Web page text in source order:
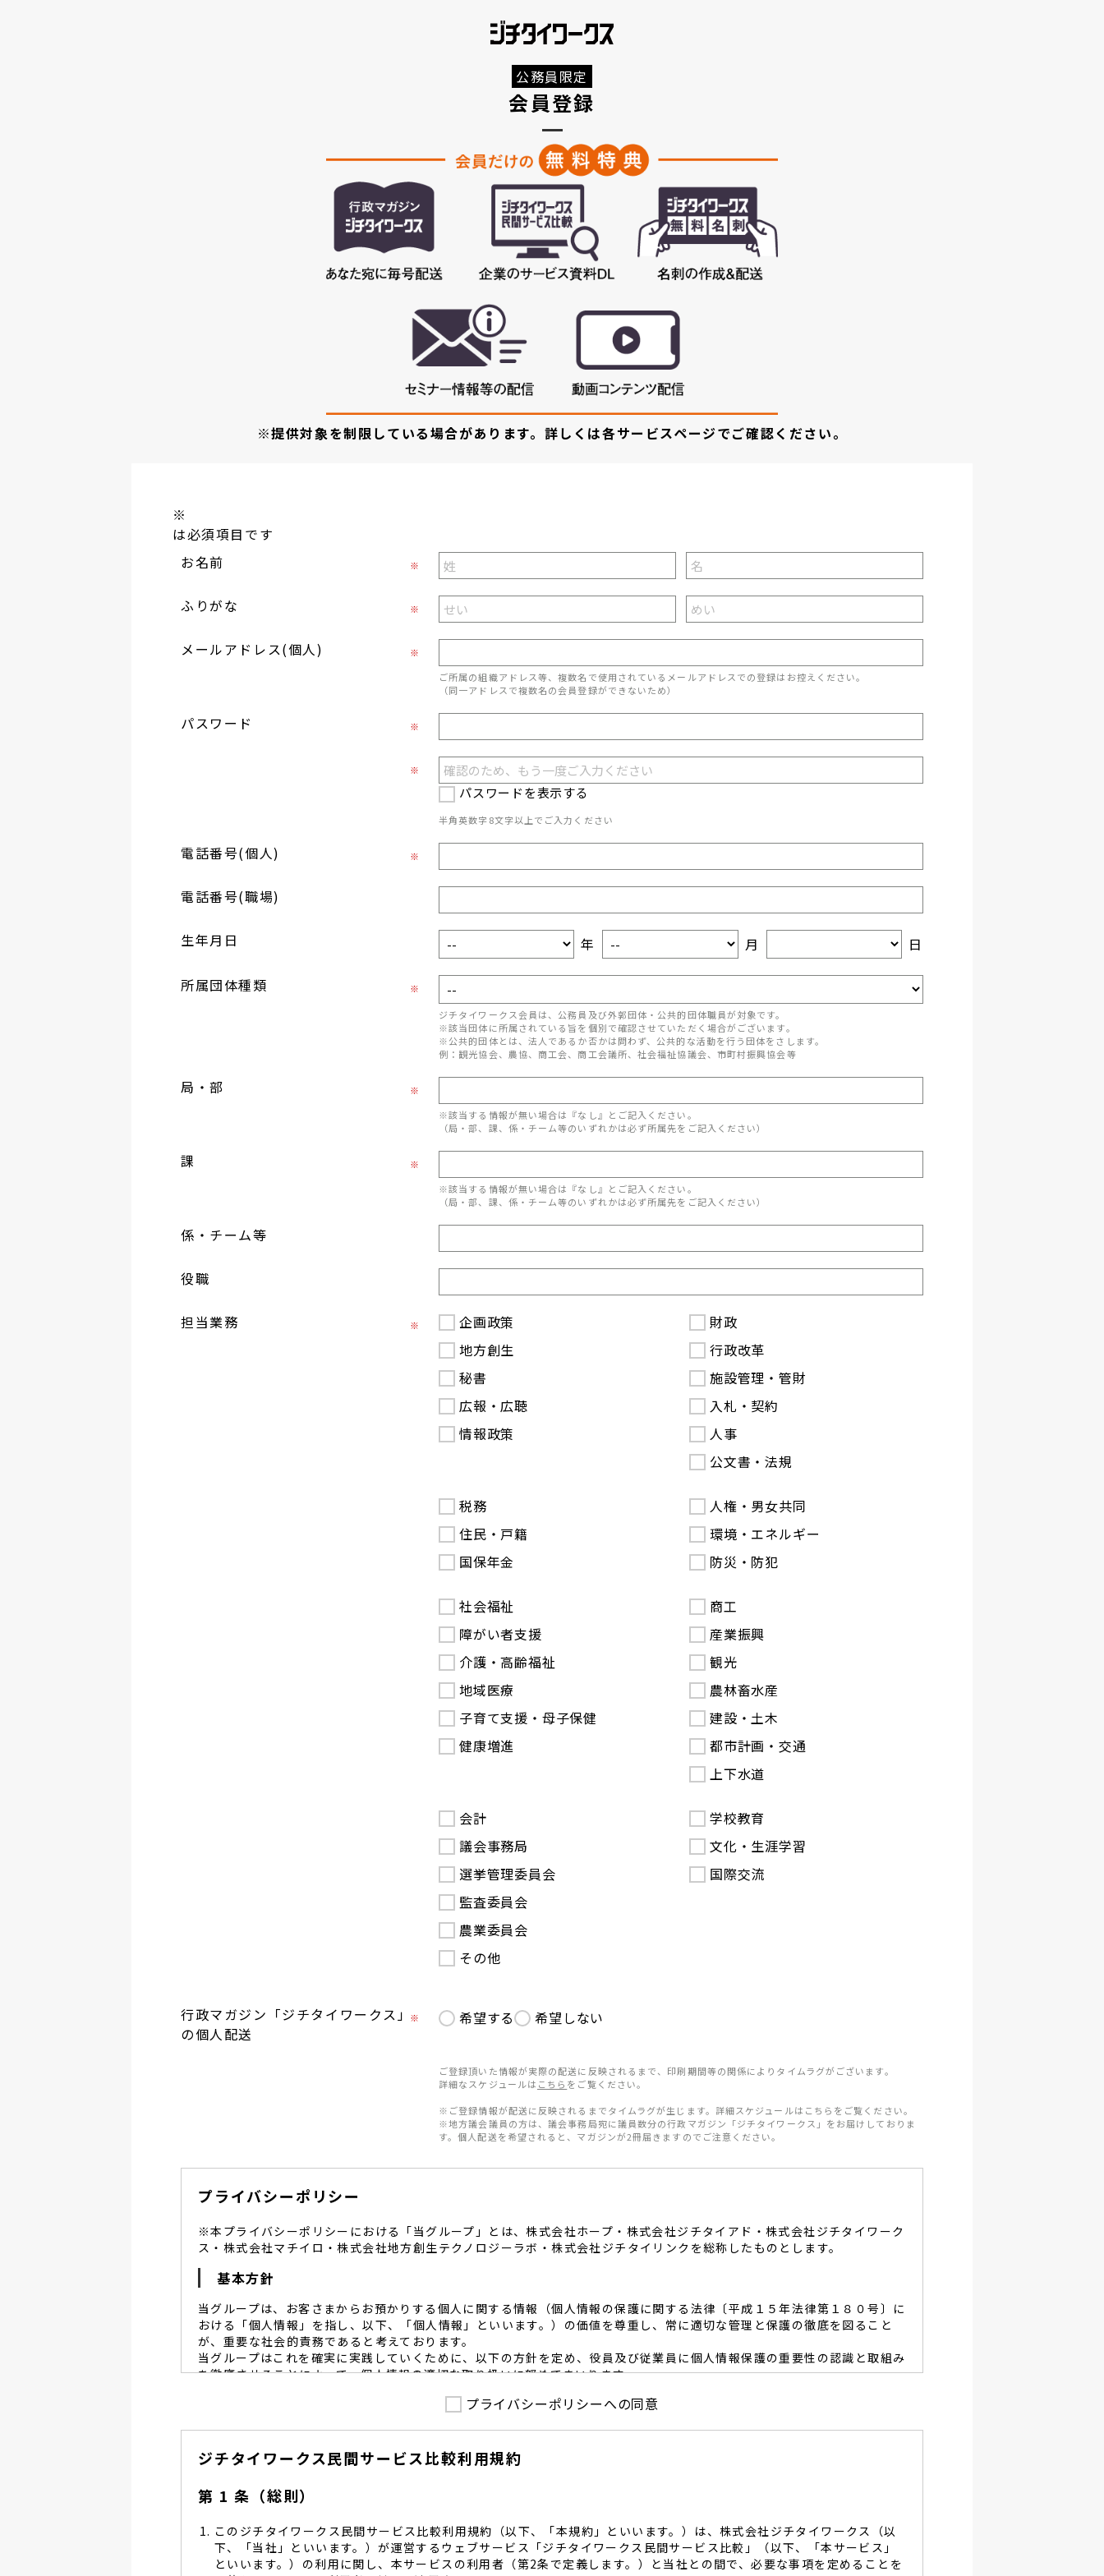
公務員限定
会員登録
※提供対象を制限している場合があります。詳しくは各サービスページでご確認ください。
※
は必須項目です
お名前
※
ふりがな ※
メールアドレス(個人)
※
ご所属の組織アドレス等、複数名で使用されているメールアドレスでの登録はお控えください。
（同一アドレスで複数名の会員登録ができないため）
パスワード ※
※
パスワードを表示する
半角英数字8文字以上でご入力ください
電話番号(個人) ※
電話番号(職場)
生年月日 年 月 日
所属団体種類
※
ジチタイワークス会員は、公務員及び外郭団体・公共的団体職員が対象です。
※該当団体に所属されている旨を個別で確認させていただく場合がございます。
※公共的団体とは、法人であるか否かは問わず、公共的な活動を行う団体をさします。
例：観光協会、農協、商工会、商工会議所、社会福祉協議会、市町村振興協会等
局・部
※
※該当する情報が無い場合は『なし』とご記入ください。
（局・部、課、係・チーム等のいずれかは必ず所属先をご記入ください）
課
※
※該当する情報が無い場合は『なし』とご記入ください。
（局・部、課、係・チーム等のいずれかは必ず所属先をご記入ください）
係・チーム等
役職
担当業務 ※
企画政策
地方創生
秘書
広報・広聴
情報政策
財政
行政改革
施設管理・管財
入札・契約
人事
公文書・法規
税務
住民・戸籍
国保年金
人権・男女共同
環境・エネルギー
防災・防犯
社会福祉
障がい者支援
介護・高齢福祉
地域医療
子育て支援・母子保健
健康増進
商工
産業振興
観光
農林畜水産
建設・土木
都市計画・交通
上下水道
会計
議会事務局
選挙管理委員会
監査委員会
農業委員会
その他
学校教育
文化・生涯学習
国際交流
行政マガジン「ジチタイワークス」
の個人配送
※ 希望する 希望しない
ご登録頂いた情報が実際の配送に反映されるまで、印刷期間等の関係によりタイムラグがございます。
詳細なスケジュールは こちら をご覧ください。
※ご登録情報が配送に反映されるまでタイムラグが生じます。詳細スケジュールはこちらをご覧ください。
※地方議会議員の方は、議会事務局宛に議員数分の行政マガジン「ジチタイワークス」をお届けしておりま
す。個人配送を希望されると、マガジンが2冊届きますのでご注意ください。
プライバシーポリシー
※本プライバシーポリシーにおける「当グループ」とは、株式会社ホープ・株式会社ジチタイアド・株式会社ジチタイワーク
ス・株式会社マチイロ・株式会社地方創生テクノロジーラボ・株式会社ジチタイリンクを総称したものとします。
基本方針
当グループは、お客さまからお預かりする個人に関する情報（個人情報の保護に関する法律〔平成１５年法律第１８０号〕に
おける「個人情報」を指し、以下、「個人情報」といいます。）の価値を尊重し、常に適切な管理と保護の徹底を図ること
が、重要な社会的責務であると考えております。
当グループはこれを確実に実践していくために、以下の方針を定め、役員及び従業員に個人情報保護の重要性の認識と取組み
を徹底させることによって、個人情報の適切な取り扱いに努めてまいります。
当グループは、個人情報保護に係る法令その他の規範を遵守するとともに、本ポリシーの内容を適宜見直し、その改善と
個人情報保護に努めます。
し、同意を得た必要な範囲内で適切な取得、利用目的の範囲内で利用を致します。
管理を求め、委託先を監督致します。
当グループは、お預かりする個人情報を正確かつ安全に保つとともに、不正アクセス・紛失・破壊・改竄・漏洩等に対す
る予防並びに是正の為、社内規程を整備し、必要かつ適切な措置を講じます。
当グループは、個人情報保護に関する社内のマネジメントシステムを定め、組織体制を整備し、役員及び従業員に徹底致
します。
プライバシーポリシーへの同意
ジチタイワークス民間サービス比較利用規約
第 1 条（総則）
このジチタイワークス民間サービス比較利用規約（以下、「本規約」といいます。）は、株式会社ジチタイワークス（以
下、「当社」といいます。）が運営するウェブサービス「ジチタイワークス民間サービス比較」（以下、「本サービス」
といいます。）の利用に関し、本サービスの利用者（第2条で定義します。）と当社との間で、必要な事項を定めることを